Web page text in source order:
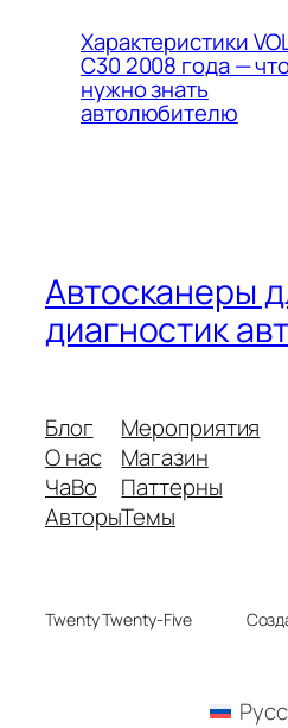
Характеристики
C30 2008 года —
нужно знать
автолюбителю
Автосканеры
диагностик
Блог
О нас
ЧаВо
Авторы
Мероприятия
Магазин
Паттерны
Темы
Twenty Twenty-Five